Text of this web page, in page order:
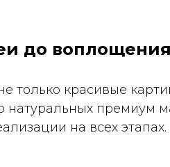
до воплощения
только красивые
натуральных премиум
на всех этапах.